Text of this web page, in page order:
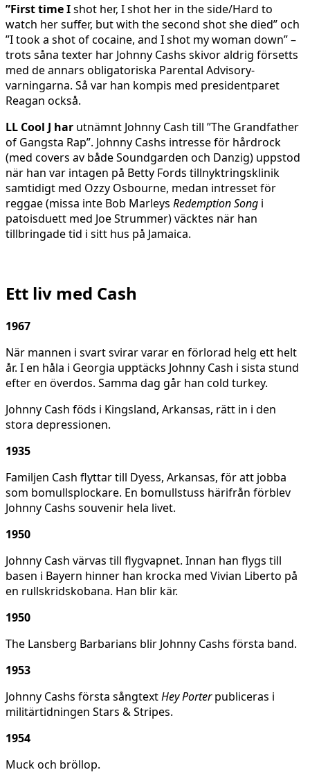
”First time Ishot her, I shot her in the side/Hard to
watch her suffer, but with the second shot she died” och
”I took a shot of cocaine, and I shot my woman down” –
trots såna texter har Johnny Cashs skivor aldrig försetts
med de annars obligatoriska Parental Advisory-
varningarna. Så var han kompis med presidentparet
Reagan också.
LL Cool J har utnämnt Johnny Cash till ”The Grandfather
of Gangsta Rap”. Johnny Cashs intresse för hårdrock
(med covers av både Soundgarden och Danzig) uppstod
när han var intagen på Betty Fords tillnyktringsklinik
samtidigt med Ozzy Osbourne, medan intresset för
reggae (missa inte Bob Marleys Redemption Song i
patoisduett med Joe Strummer) väcktes när han
tillbringade tid i sitt hus på Jamaica.
Ett liv med Cash
1967
När mannen i svart svirar varar en förlorad helg ett helt
år. I en håla i Georgia upptäcks Johnny Cash i sista stund
efter en överdos. Samma dag går han cold turkey.
Johnny Cash föds i Kingsland, Arkansas, rätt in i den
stora depressionen.
1935
Familjen Cash flyttar till Dyess, Arkansas, för att jobba
som bomullsplockare. En bomullstuss härifrån förblev
Johnny Cashs souvenir hela livet.
1950
Johnny Cash värvas till flygvapnet. Innan han flygs till
basen i Bayern hinner han krocka med Vivian Liberto på
en rullskridskobana. Han blir kär.
1950
The Lansberg Barbarians blir Johnny Cashs första band.
1953
Johnny Cashs första sångtextHey Porterpubliceras i
militärtidningen Stars & Stripes.
1954
Muck och bröllop.